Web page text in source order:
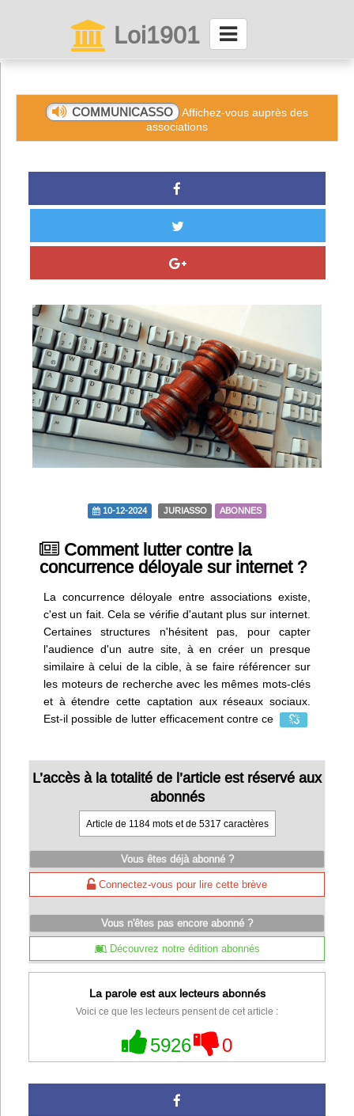
Loi1901
Connexion
Partager
VieAsso
Infos
Divers
Abo Lettrasso
Désabo Lettrasso
Nous contacter
COMMUNICASSO
Affichez-vous auprès des
associations
10-12-2024 JURIASSO ABONNES
Comment lutter contre la
concurrence déloyale sur internet ?
La concurrence déloyale entre associations existe,
c'est un fait. Cela se vérifie d'autant plus sur internet.
Certaines structures n'hésitent pas, pour capter
l'audience d'un autre site, à en créer un presque
similaire à celui de la cible, à se faire référencer sur
les moteurs de recherche avec les mêmes mots-clés
et à étendre cette captation aux réseaux sociaux.
Est-il possible de lutter efficacement contre ce
L’accès à la totalité de l’article est réservé aux
abonnés
Article de 1184 mots et de 5317 caractères
Vous êtes déjà abonné ?
Connectez-vous pour lire cette brève
Vous n'êtes pas encore abonné ?
Découvrez notre édition abonnés
La parole est aux lecteurs abonnés
Voici ce que les lecteurs pensent de cet article :
5926 0